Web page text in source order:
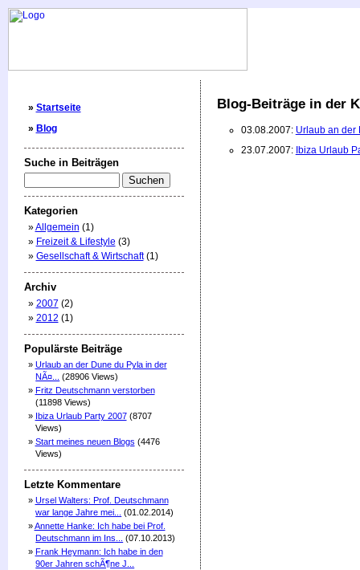
» Startseite
» Blog
Suche in Beiträgen
Kategorien
»Allgemein (1)
» Freizeit & Lifestyle (3)
» Gesellschaft & Wirtschaft(1)
Archiv
» 2007 (2)
» 2012 (1)
Populärste Beiträge
» Urlaub an der Dune du Pyla in der
NÃ¤...
(28906 Views)
» Fritz Deutschmann verstorben
(11898 Views)
» Ibiza Urlaub Party 2007(8707
Views)
» Start meines neuen Blogs (4476
Views)
Letzte Kommentare
» Ursel Walters: Prof. Deutschmann
war lange Jahre mei...
(01.02.2014)
»Annette Hanke: Ich habe bei Prof.
Deutschmann im Ins...
(07.10.2013)
» Frank Heymann: Ich habe in den
90er Jahren schÃ¶ne J...
Blog-Beiträge in der
03.08.2007: Urlaub an der
23.07.2007: Ibiza Urlaub